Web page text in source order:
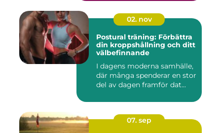
02. nov
Postural träning: Förbättra
din kroppshållning och ditt
välbefinnande
I dagens moderna samhälle,
där många spenderar en stor
del av dagen framför dat...
07. sep